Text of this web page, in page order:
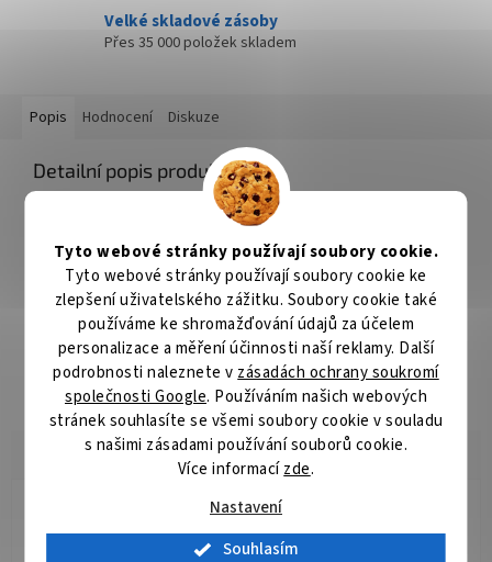
Tyto webové stránky používají soubory cookie.
Tyto webové stránky používají soubory cookie ke
zlepšení uživatelského zážitku. Soubory cookie také
používáme ke shromažďování údajů za účelem
personalizace a měření účinnosti naší reklamy. Další
podrobnosti naleznete v zásadách ochrany soukromí
společnosti Google. Používáním našich webových
stránek souhlasíte se všemi soubory cookie v souladu
s našimi zásadami používání souborů cookie.
Více informacízde.
Nastavení
Souhlasím
Velké skladové zásoby
Přes 35 000 položek skladem
Popis Hodnocení Diskuze
Detailní popis produktu
Vlasec nejvyšší kvality vyrobený v Japonsku, disponující
vysokou pevností v tahu a uzlu. Zároveň se vyznačuje měkkým,
poddajným a hladkým povrchem, což znamená, že se velmi
dobře odvíjí z cívky navijáku a tím prodlužuje vaše hody na
maximum. JAPAN Origin disponuje také výbornou pružností, díky
které lépe tlumí výpady bojovných ryb, čímž se na něj můžete
spolehnout i v těch nejnáročnějších podmínkách. mm/kg:
0,128mm/1,41kg; 0,148mm/1,88kg; 0,165mm/2,33kg;
0,181mm/2,91kg; 0,203mm/3,49kg; 0,234mm/4,43kg
RH Radomír Hurník
Hodnocení obchodu je 5 z 5 hvězdiček.